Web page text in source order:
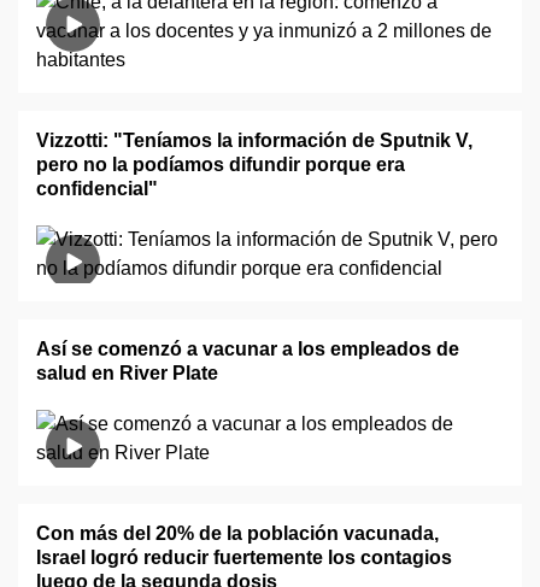
Vizzotti: "Teníamos la información de Sputnik V,
pero no la podíamos difundir porque era
confidencial"
Así se comenzó a vacunar a los empleados de
salud en River Plate
Con más del 20% de la población vacunada,
Israel logró reducir fuertemente los contagios
luego de la segunda dosis